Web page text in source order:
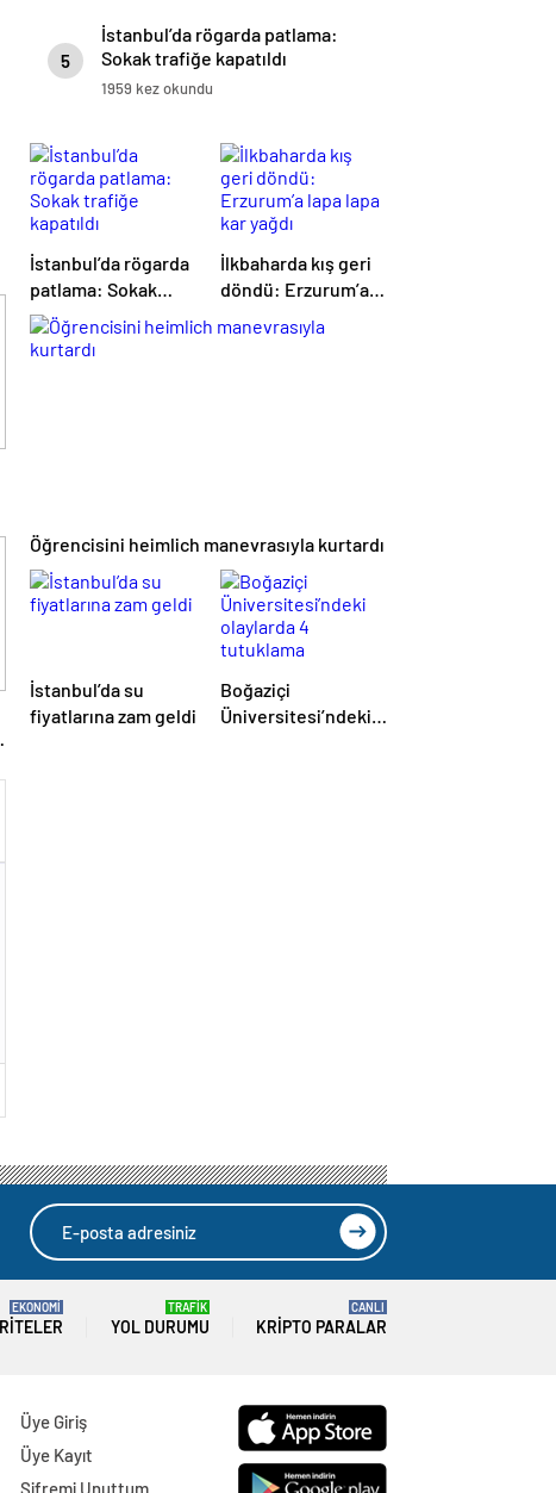
5
İstanbul’da rögarda patlama:
Sokak trafiğe kapatıldı
1959 kez okundu
İstanbul’da rögarda
patlama: Sokak
trafiğe kapatıldı
İlkbaharda kış geri
döndü: Erzurum’a
lapa lapa kar yağdı
Öğrencisini heimlich manevrasıyla kurtardı
İstanbul’da su
fiyatlarına zam geldi
Boğaziçi
Üniversitesi’ndeki
EKONOMİ
YOL DURUMU
TRAFİK
KRIPTO PARALAR
CANLI
Üye Giriş
Üye Kayıt
Şifremi Unuttum